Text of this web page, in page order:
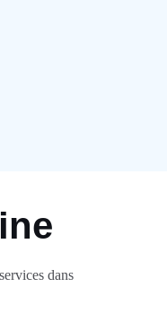
dans